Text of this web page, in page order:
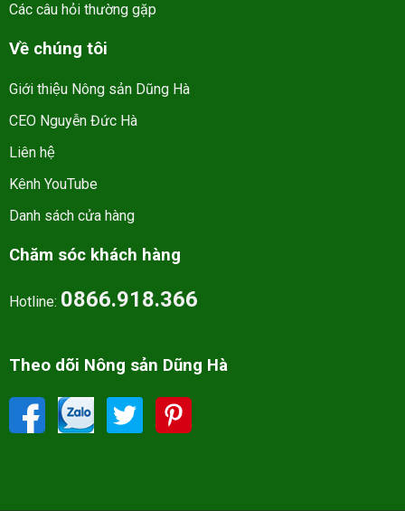
Các câu hỏi thường gặp
Về chúng tôi
Giới thiệu Nông sản Dũng Hà
CEO Nguyễn Đức Hà
Liên hệ
Kênh YouTube
Danh sách cửa hàng
Chăm sóc khách hàng
Hotline: 0866.918.366
Theo dõi Nông sản Dũng Hà